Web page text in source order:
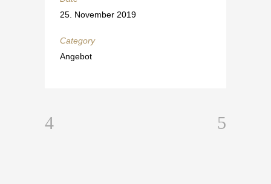
25. November 2019
Category
Angebot